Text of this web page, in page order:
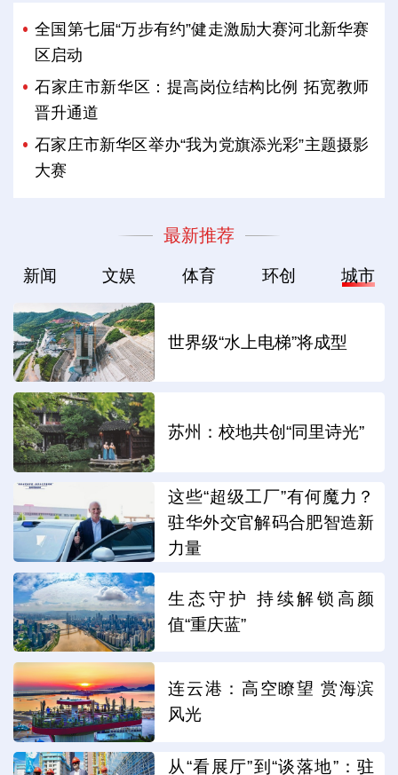
全国第七届“万步有约”健走激励大赛河北新华赛
区启动
石家庄市新华区：提高岗位结构比例 拓宽教师
晋升通道
石家庄市新华区举办“我为党旗添光彩”主题摄影
大赛
最新推荐
新闻 文娱 体育 环创 城市
世界级“水上电梯”将成型
苏州：校地共创“同里诗光”
这些“超级工厂”有何魔力？
驻华外交官解码合肥智造新
力量
生态守护 持续解锁高颜
值“重庆蓝”
连云港：高空瞭望 赏海滨
风光
从“看展厅”到“谈落地”：驻